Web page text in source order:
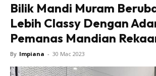
Ruang Makan
Ruang Tamu
Direktori
Interior Design
Landskap
Bilik Mandi Muram
Lebih Classy Dengan
Pemanas Mandian
By Impiana - 30 Mac 2023